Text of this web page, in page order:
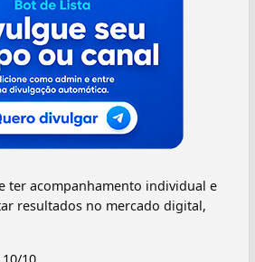
ter acompanhamento individual e
resultados no mercado digital,